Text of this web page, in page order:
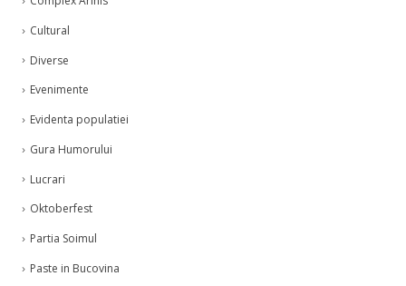
Complex Arinis
Cultural
Diverse
Evenimente
Evidenta populatiei
Gura Humorului
Lucrari
Oktoberfest
Partia Soimul
Paste in Bucovina